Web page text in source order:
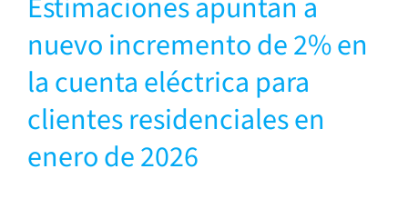
nuevo incremento de 2% en
la cuenta eléctrica para
clientes residenciales en
enero de 2026